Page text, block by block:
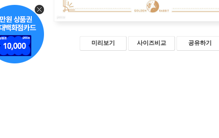
미리보기 사이즈비교 공유하기